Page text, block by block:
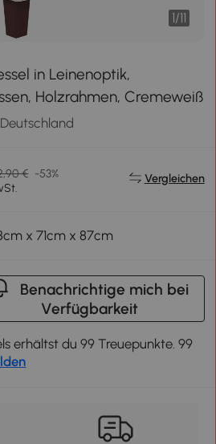
1/11
in Leinenoptik,
Holzrahmen, Cremeweiß
€ -53%
Vergleichen
x 71cm x 87cm
Benachrichtige mich bei
Verfügbarkeit
erhältst du 99 Treuepunkte. 99